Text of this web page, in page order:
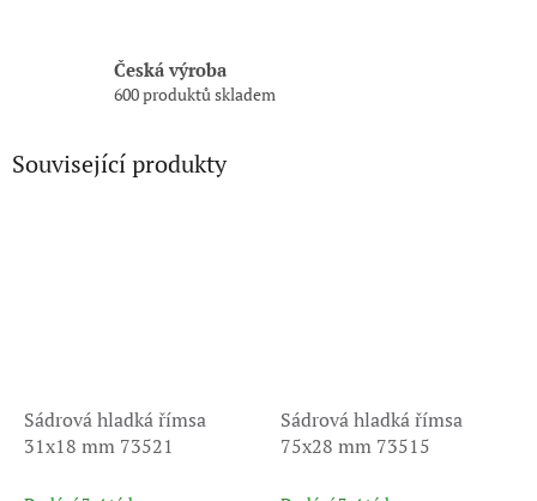
Česká výroba
600 produktů skladem
Související produkty
Sádrová hladká římsa
31x18 mm 73521
Sádrová hladká římsa
75x28 mm 73515